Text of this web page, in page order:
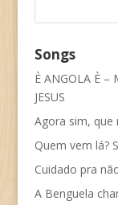
Songs
È ANGOLA È –
JESUS
Agora sim,
Quem vem lá?
Cuidado pra
A Benguela